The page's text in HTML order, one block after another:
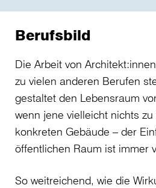
Berufsbild
Die Arbeit von
zu vielen anderen Berufen
gestaltet den Lebensraum
wenn jene vielleicht nichts
konkreten Gebäude – der
öffentlichen Raum ist immer
So weitreichend, wie die